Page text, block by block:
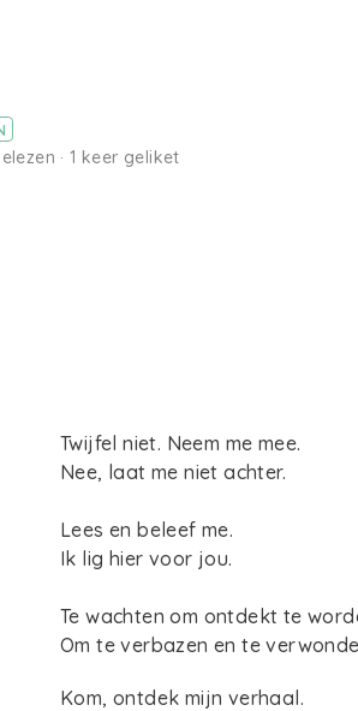
· 1 keer geliket
Twijfel niet. Neem me mee.
Nee, laat me niet achter.
Lees en beleef me.
Ik lig hier voor jou.
Te wachten om ontdekt te
Om te verbazen en te
Kom, ontdek mijn verhaal.